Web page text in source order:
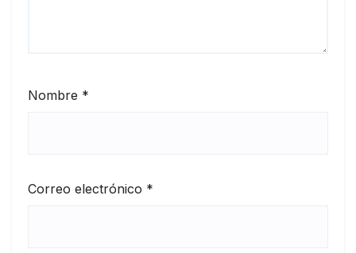
Nombre *
Correo electrónico *